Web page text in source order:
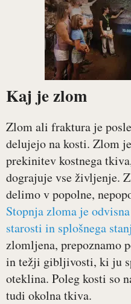
Kaj je zlom
Zlom ali fraktura je
delujejo na kosti. Zlom
prekinitev kostnega
dograjuje vse življenje.
delimo v popolne,
Stopnja zloma je
starosti in splošnega
zlomljena, prepoznamo
in težji gibljivosti, ki ju
oteklina. Poleg kosti so
tudi okolna tkiva.